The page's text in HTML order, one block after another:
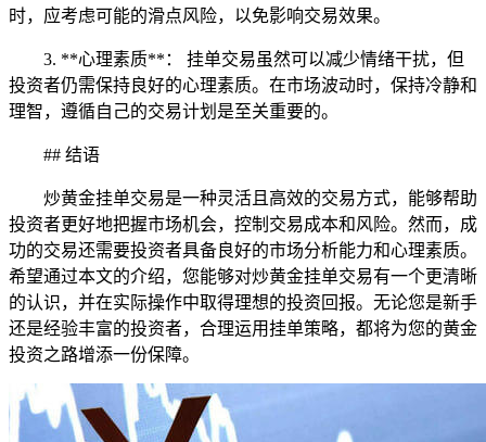
时，应考虑可能的滑点风险，以免影响交易效果。
3. **心理素质**： 挂单交易虽然可以减少情绪干扰，但
投资者仍需保持良好的心理素质。在市场波动时，保持冷静和
理智，遵循自己的交易计划是至关重要的。
## 结语
炒黄金挂单交易是一种灵活且高效的交易方式，能够帮助
投资者更好地把握市场机会，控制交易成本和风险。然而，成
功的交易还需要投资者具备良好的市场分析能力和心理素质。
希望通过本文的介绍，您能够对炒黄金挂单交易有一个更清晰
的认识，并在实际操作中取得理想的投资回报。无论您是新手
还是经验丰富的投资者，合理运用挂单策略，都将为您的黄金
投资之路增添一份保障。